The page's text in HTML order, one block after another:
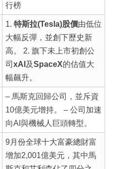
行榜
1. 特斯拉(Tesla)股價由低位
大幅反彈，並創下歷史新
高。 2. 旗下未上市初創公
司 xAI 及SpaceX的估值大
幅飆升。
– 馬斯克回歸公司，並斥資
10億美元增持。 – 公司加速
向AI與機械人巨頭轉型。
9月份全球十大富豪總財富
增加2,001億美元，其中馬